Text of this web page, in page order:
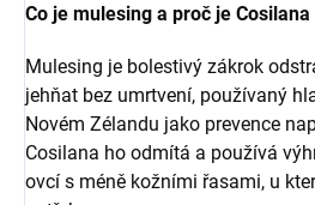
Co je mulesing a proč je
Mulesing je bolestivý zákrok
jehňat bez umrtvení, používaný
Novém Zélandu jako prevence
Cosilana ho odmítá a používá
ovcí s méně kožními řasami, u